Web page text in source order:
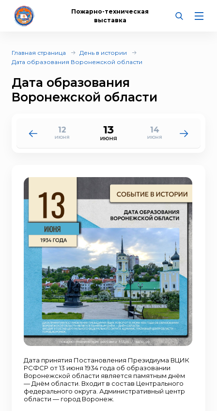
Пожарно-техническая
выставка
Главная страница
День в истории
Дата образования Воронежской области
Дата образования
Воронежской области
12
июня
13
июня
14
июня
Дата принятия Постановления Президиума ВЦИК
РСФСР от 13 июня 1934 года об образовании
Воронежской области является памятным днём
— Днём области. Входит в состав Центрального
федерального округа. Административный центр
области — город Воронеж.